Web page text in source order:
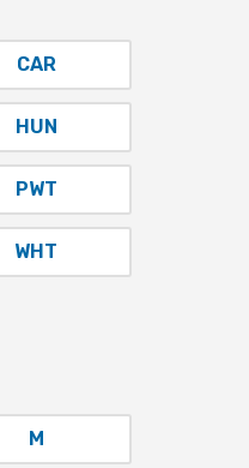
CAR
HUN
PWT
WHT
M